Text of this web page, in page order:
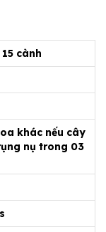
cành
khác nếu cây
nụ trong 03